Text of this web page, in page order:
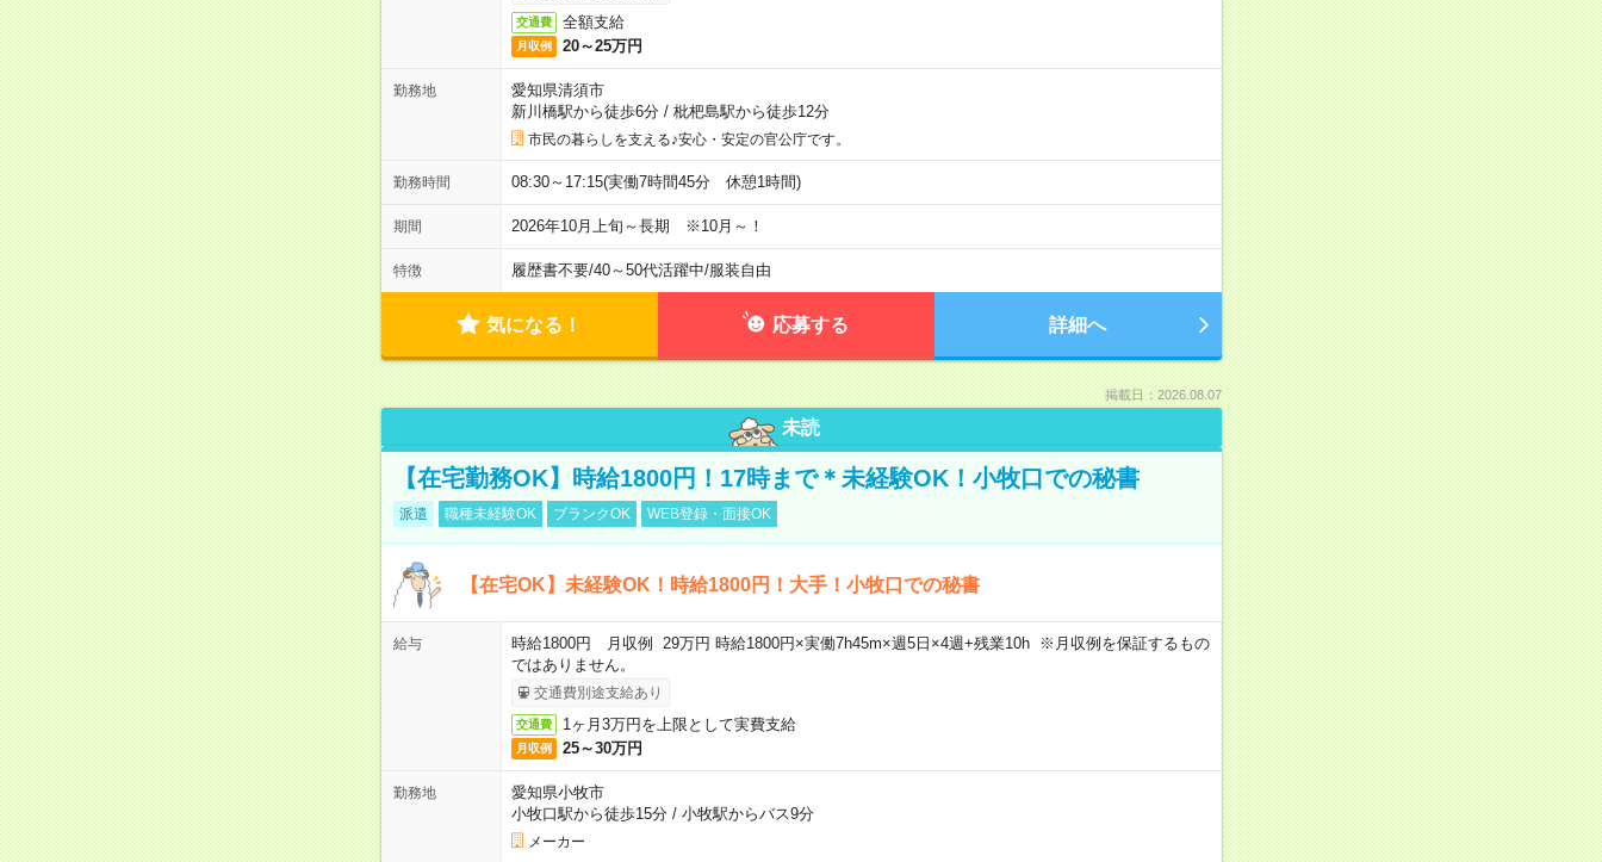
交通費 全額支給
月収例 20～25万円
勤務地
愛知県清須市
新川橋駅から徒歩6分/ 枇杷島駅から徒歩12分
市民の暮らしを支える♪安心・安定の官公庁です。
勤務時間 08:30～17:15(実働7時間45分 休憩1時間)
期間 2026年10月上旬～長期 ※10月～！
特徴 履歴書不要/40～50代活躍中/服装自由
気になる！ 応募する 詳細へ
掲載日：2026.08.07
未読
【在宅勤務OK】時給1800円！17時まで＊未経験OK！小牧口での秘書
派遣 職種未経験OK ブランクOK WEB登録・面接OK
【在宅OK】未経験OK！時給1800円！大手！小牧口での秘書
給与
時給1800円 月収例 29万円 時給1800円×実働7h45m×週5日×4週+残業10h ※月収例を保証するもの
ではありません。
交通費別途支給あり
交通費 1ヶ月3万円を上限として実費支給
月収例 25～30万円
勤務地
愛知県小牧市
小牧口駅から徒歩15分/ 小牧駅からバス9分
メーカー